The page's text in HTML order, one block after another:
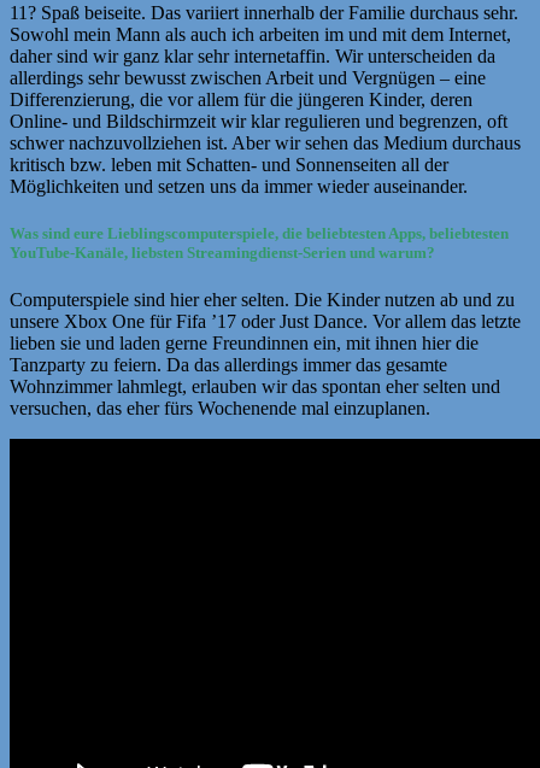
11? Spaß beiseite. Das variiert innerhalb der Familie durchaus sehr.
Sowohl mein Mann als auch ich arbeiten im und mit dem Internet,
daher sind wir ganz klar sehr internetaffin. Wir unterscheiden da
allerdings sehr bewusst zwischen Arbeit und Vergnügen – eine
Differenzierung, die vor allem für die jüngeren Kinder, deren
Online- und Bildschirmzeit wir klar regulieren und begrenzen, oft
schwer nachzuvollziehen ist. Aber wir sehen das Medium durchaus
kritisch bzw. leben mit Schatten- und Sonnenseiten all der
Möglichkeiten und setzen uns da immer wieder auseinander.
Was sind eure Lieblingscomputerspiele, die beliebtesten Apps, beliebtesten
YouTube-Kanäle, liebsten Streamingdienst-Serien und warum?
Computerspiele sind hier eher selten. Die Kinder nutzen ab und zu
unsere Xbox One für Fifa ’17 oder Just Dance. Vor allem das letzte
lieben sie und laden gerne Freundinnen ein, mit ihnen hier die
Tanzparty zu feiern. Da das allerdings immer das gesamte
Wohnzimmer lahmlegt, erlauben wir das spontan eher selten und
versuchen, das eher fürs Wochenende mal einzuplanen.